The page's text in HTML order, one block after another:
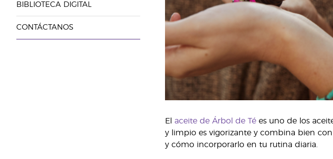
BIBLIOTECA DIGITAL
CONTÁCTANOS
El aceite de Árbol de Tées uno de los
y limpio es vigorizante y combina bien
y cómo incorporarlo en tu rutina diaria.